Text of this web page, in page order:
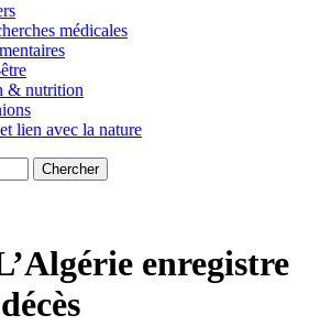
médicales
& nutrition
lien avec la nature
enregistre